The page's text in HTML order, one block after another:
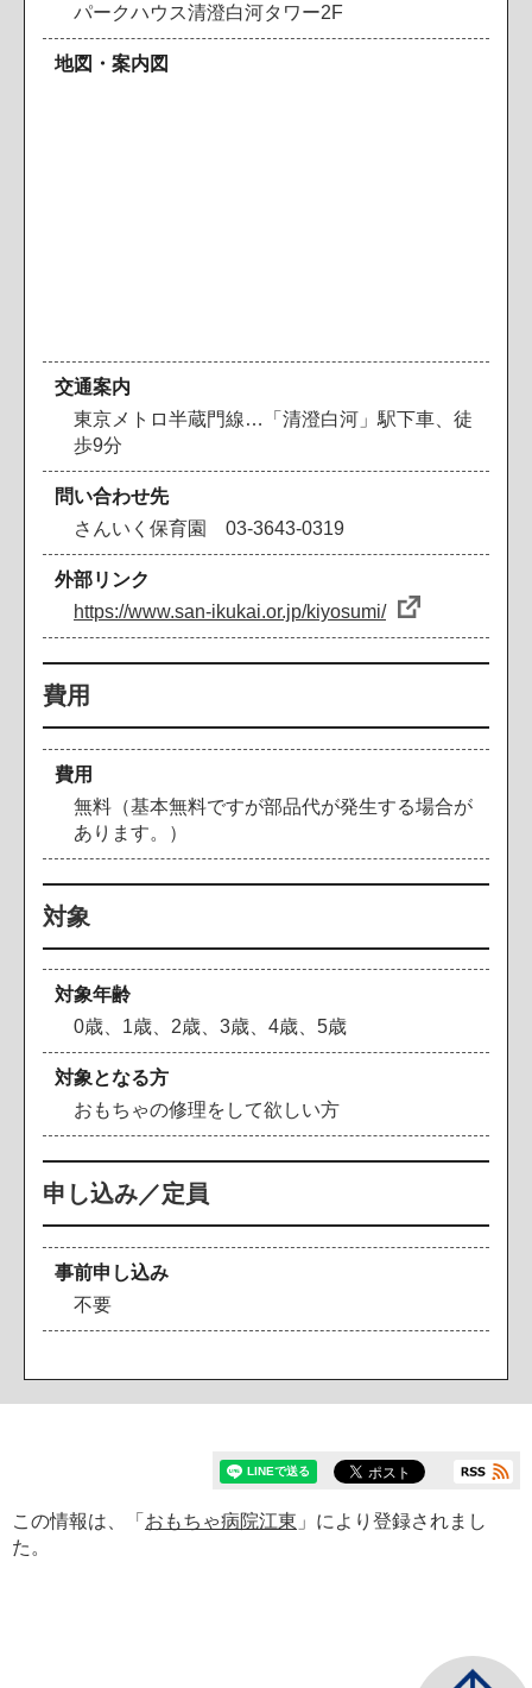
パークハウス清澄白河タワー2F
地図・案内図
交通案内
東京メトロ半蔵門線…「清澄白河」駅下車、徒
歩9分
問い合わせ先
さんいく保育園 03-3643-0319
外部リンク
https://www.san-ikukai.or.jp/kiyosumi/
費用
費用
無料（基本無料ですが部品代が発生する場合が
あります。）
対象
対象年齢
0歳、1歳、2歳、3歳、4歳、5歳
対象となる方
おもちゃの修理をして欲しい方
申し込み／定員
事前申し込み
不要
この情報は、「 おもちゃ病院江東 」により登録されまし
た。